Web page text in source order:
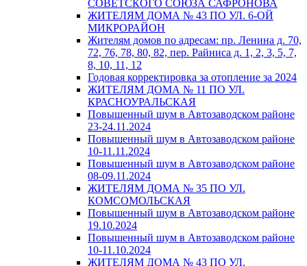
СОВЕТСКОГО СОЮЗА САФРОНОВА
ЖИТЕЛЯМ ДОМА № 43 ПО УЛ. 6-ОЙ
МИКРОРАЙОН
Жителям домов по адресам: пр. Ленина д. 70,
72, 76, 78, 80, 82, пер. Райниса д. 1, 2, 3, 5, 7,
8, 10, 11, 12
Годовая корректировка за отопление за 2024
ЖИТЕЛЯМ ДОМА № 11 ПО УЛ.
КРАСНОУРАЛЬСКАЯ
Повышенный шум в Автозаводском районе
23-24.11.2024
Повышенный шум в Автозаводском районе
10-11.11.2024
Повышенный шум в Автозаводском районе
08-09.11.2024
ЖИТЕЛЯМ ДОМА № 35 ПО УЛ.
КОМСОМОЛЬСКАЯ
Повышенный шум в Автозаводском районе
19.10.2024
Повышенный шум в Автозаводском районе
10-11.10.2024
ЖИТЕЛЯМ ДОМА № 43 ПО УЛ.